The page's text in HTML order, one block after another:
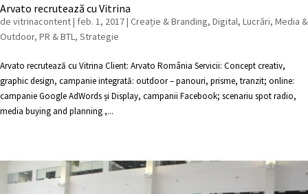
Arvato recrutează cu Vitrina
de vitrinacontent| feb. 1, 2017| Creație & Branding, Digital, Lucrări, Media &
Outdoor, PR & BTL, Strategie
Arvato recrutează cu Vitrina Client: Arvato România Servicii: Concept creativ,
graphic design, campanie integrată: outdoor – panouri, prisme, tranzit; online:
campanie Google AdWords și Display, campanii Facebook; scenariu spot radio,
media buying and planning ,...